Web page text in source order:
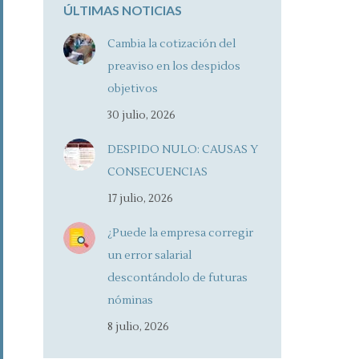
ÚLTIMAS NOTICIAS
Cambia la cotización del
preaviso en los despidos
objetivos
30 julio, 2026
DESPIDO NULO: CAUSAS Y
CONSECUENCIAS
17 julio, 2026
¿Puede la empresa corregir
un error salarial
descontándolo de futuras
nóminas
8 julio, 2026